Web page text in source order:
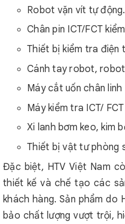
Robot vặn vít tự động.
Chân pin ICT/FCT
Thiết bị kiểm tra điện
Cánh tay robot,
Máy cắt uốn chân linh
Máy kiểm tra ICT/ FCT
Xi lanh bơm keo, kim
Thiết bị vật tư phòng
Đặc biệt, HTV Việt Nam
thiết kế và chế tạo các
khách hàng. Sản phẩm do
bảo chất lượng vượt trội,